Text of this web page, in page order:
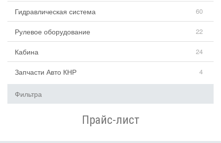
Гидравлическая система 60
Рулевое оборудование 22
Кабина 24
Запчасти Авто КНР 4
Фильтра
Прайс-лист